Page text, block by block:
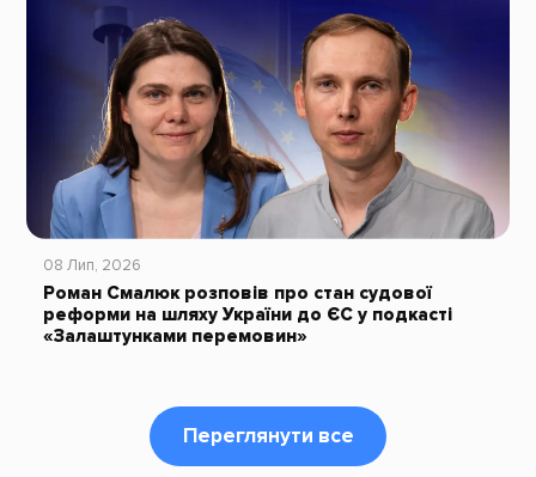
08 Лип, 2026
Роман Смалюк розповів про стан судової
реформи на шляху України до ЄС у подкасті
«Залаштунками перемовин»
Переглянути все